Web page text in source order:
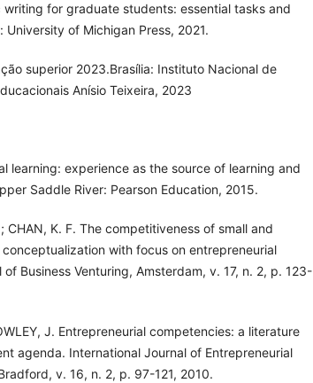
writing for graduate students: essential tasks and
University of Michigan Press, 2021.
superior 2023.Brasília: Instituto Nacional de
Anísio Teixeira, 2023
learning: experience as the source of learning and
Saddle River: Pearson Education, 2015.
CHAN, K. F. The competitiveness of small and
with focus on entrepreneurial
Business Venturing, Amsterdam, v. 17, n. 2, p. 123-
J. Entrepreneurial competencies: a literature
agenda. International Journal of Entrepreneurial
v. 16, n. 2, p. 97-121, 2010.